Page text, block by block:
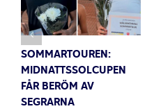
SOMMARTOUREN:
MIDNATTSSOLCUPEN
FÅR BERÖM AV
SEGRARNA